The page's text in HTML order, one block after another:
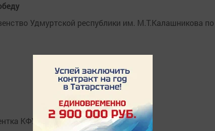
Удмуртской республики им. М.Т.Калашникова по
КФУ Мария Рябова.